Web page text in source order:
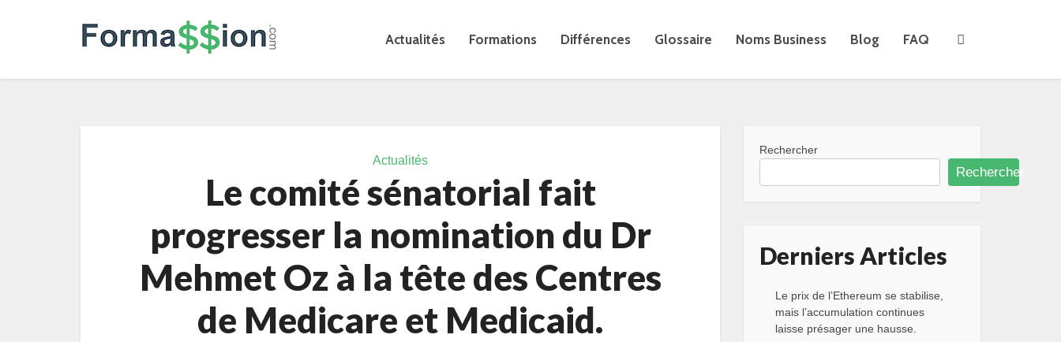
Actualités Formations Différences Glossaire Noms Business Blog FAQ
Actualités
Le comité sénatorial fait
progresser la nomination du Dr
Mehmet Oz à la tête des Centres
de Medicare et Medicaid.
Rechercher
Rechercher
Derniers Articles
Le prix de l’Ethereum se stabilise,
mais l’accumulation continues
laisse présager une hausse.